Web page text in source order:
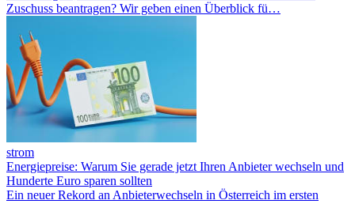
Zuschuss be­antragen? Wir geben einen Überblick fü…
strom
Energiepreise: Warum Sie gerade jetzt Ihren Anbieter wechseln und
Hunderte Euro sparen sollten
Ein neuer Rekord an Anbieterwechseln in Österreich im ersten